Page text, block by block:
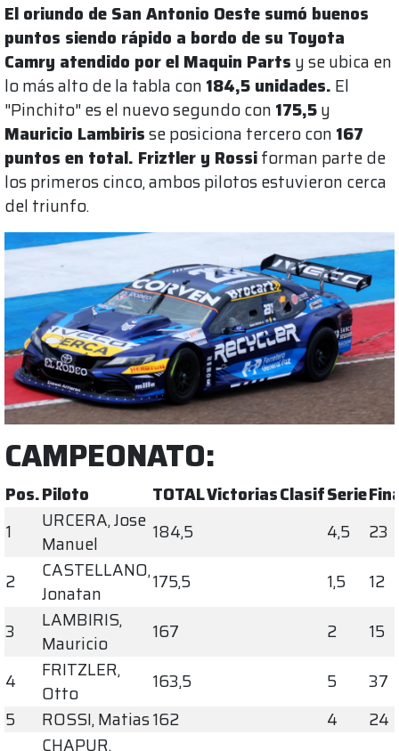
El oriundo de San Antonio Oeste sumó buenos
puntos siendo rápido a bordo de su Toyota
Camry atendido por el Maquin Parts y se ubica en
lo más alto de la tabla con 184,5 unidades. El
"Pinchito" es el nuevo segundo con 175,5y
Mauricio Lambirisse posiciona tercero con 167
puntos en total. Friztler y Rossiforman parte de
los primeros cinco, ambos pilotos estuvieron cerca
del triunfo.
CAMPEONATO:
Pos.Piloto TOTALVictoriasClasifSerie
1
URCERA, Jose
Manuel
184,5 4,5
23
2
CASTELLANO,
Jonatan
175,5 1,5
12
3
LAMBIRIS,
Mauricio
167 2
15
4
FRITZLER,
Otto
163,5 5
37
5
ROSSI, Matias162 4
24
CHAPUR,